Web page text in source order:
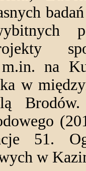
m.in. na
w
51.
w